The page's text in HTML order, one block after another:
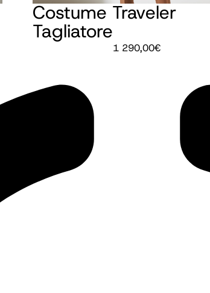
Costume Traveler
Tagliatore
1 290,00€